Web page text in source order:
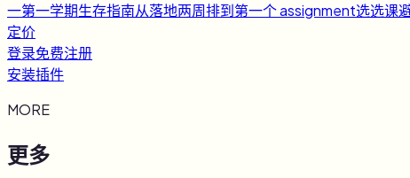
一第一学期生存指南从落地两周排到第一个 assignment选选课
定价
登录免费注册
安装插件
MORE
更多